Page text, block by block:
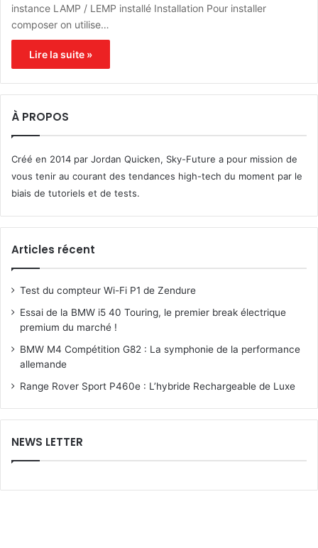
instance LAMP / LEMP installé Installation Pour installer
composer on utilise…
Lire la suite »
À PROPOS
Créé en 2014 par Jordan Quicken, Sky-Future a pour mission de
vous tenir au courant des tendances high-tech du moment par le
biais de tutoriels et de tests.
Articles récent
Test du compteur Wi-Fi P1 de Zendure
Essai de la BMW i5 40 Touring, le premier break électrique
premium du marché !
BMW M4 Compétition G82 : La symphonie de la performance
allemande
Range Rover Sport P460e : L’hybride Rechargeable de Luxe
NEWS LETTER